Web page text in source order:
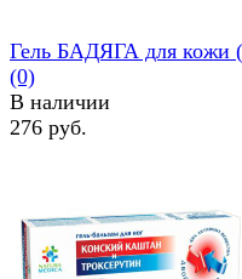
Гель БАДЯГА для кожи
(0)
В наличии
276 руб.